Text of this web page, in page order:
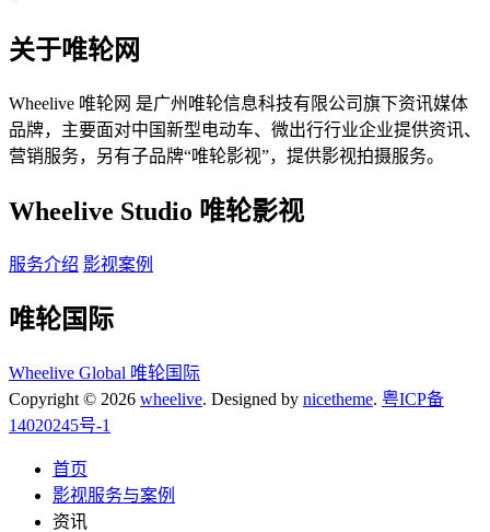
关于唯轮网
Wheelive 唯轮网 是广州唯轮信息科技有限公司旗下资讯媒体
品牌，主要面对中国新型电动车、微出行行业企业提供资讯、
营销服务，另有子品牌“唯轮影视”，提供影视拍摄服务。
Wheelive Studio 唯轮影视
服务介绍 影视案例
唯轮国际
Wheelive Global 唯轮国际
Copyright © 2026 wheelive. Designed by nicetheme. 粤ICP备
14020245号-1
首页
影视服务与案例
资讯